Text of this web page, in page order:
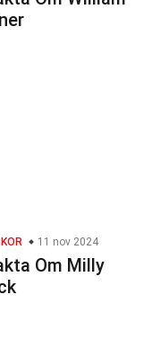
11 nov 2024
Om Milly